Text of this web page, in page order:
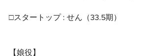
□スタートップ : せん（33.5期）
【娘役】